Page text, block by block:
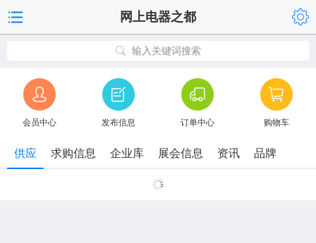
网上电器之都
输入关键词搜索
会员中心 发布信息 订单中心 购物车
供应 求购信息 企业库 展会信息 资讯 品牌